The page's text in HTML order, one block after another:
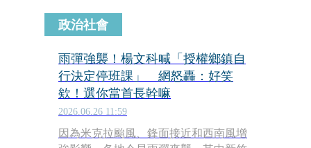
政治社會
雨彈強襲！楊文科喊「授權鄉鎮自
行決定停班課」 網怒轟：好笑
欸！選你當首長幹嘛
2026.06.26 11:59
因為米克拉颱風、鋒面接近和西南風增